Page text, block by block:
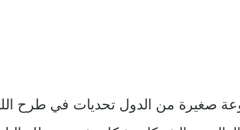
صغيرة من الدول تحديات في طرح